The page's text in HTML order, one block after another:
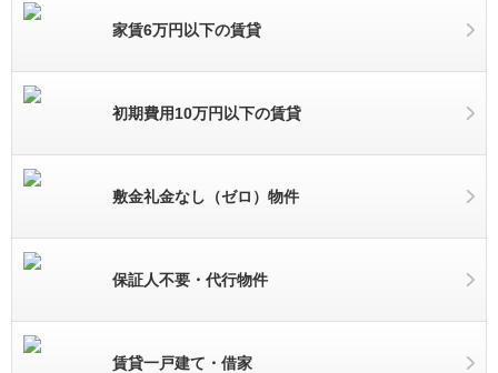
家賃6万円以下の賃貸
初期費用10万円以下の賃貸
敷金礼金なし（ゼロ）物件
保証人不要・代行物件
賃貸一戸建て・借家